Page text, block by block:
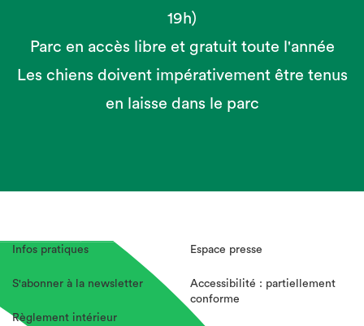
19h)
Parc en accès libre et gratuit toute l'année
Les chiens doivent impérativement être tenus
en laisse dans le parc
Infos pratiques
S'abonner à la newsletter
Règlement intérieur
Espace presse
Accessibilité : partiellement
conforme